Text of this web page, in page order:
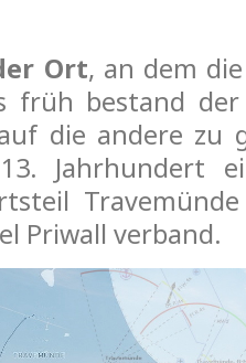
Ort, an dem
früh bestand
die andere zu
Jahrhundert
Priwall verband.